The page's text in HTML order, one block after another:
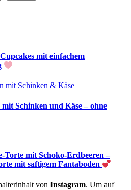
mit einfachem
Schinken und Käse – ohne
Torte mit Schoko-Erdbeeren –
mit saftigem Fantaboden
von Instagram. Um auf